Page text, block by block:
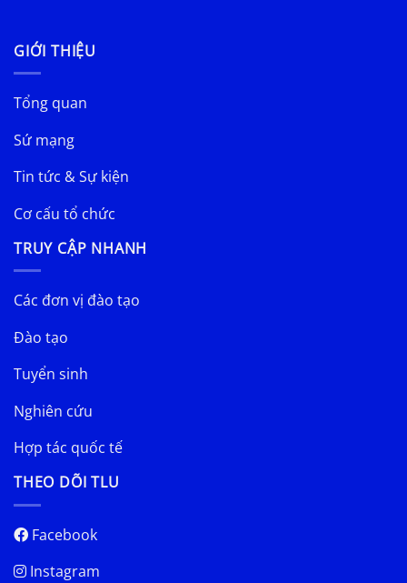
GIỚI THIỆU
Tổng quan
Sứ mạng
Tin tức & Sự kiện
Cơ cấu tổ chức
TRUY CẬP NHANH
Các đơn vị đào tạo
Đào tạo
Tuyển sinh
Nghiên cứu
Hợp tác quốc tế
THEO DÕI TLU
Facebook
Instagram